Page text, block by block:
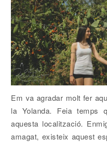
Em va agradar molt fer
la Yolanda. Feia temps
aquesta localització.
amagat, existeix aquest